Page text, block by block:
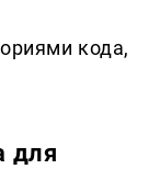
кода,
для